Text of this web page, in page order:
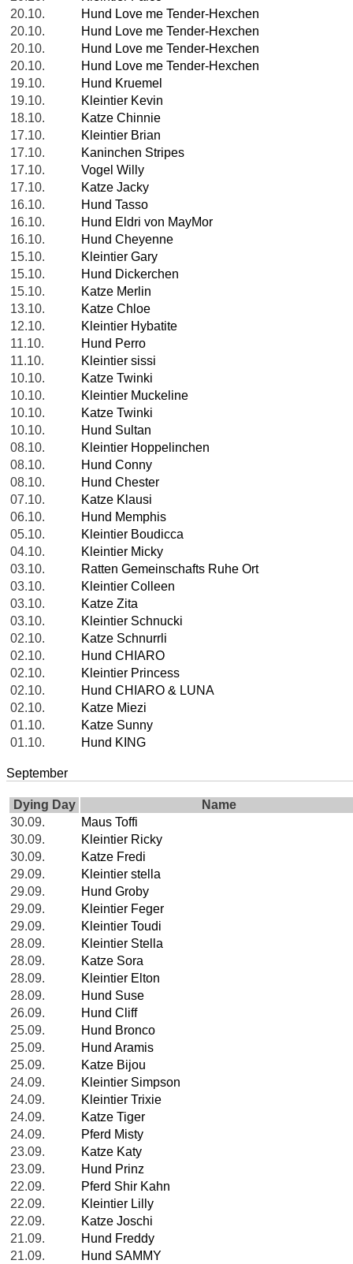
20.10.
Hund Love me Tender-Hexchen
20.10.
Hund Love me Tender-Hexchen
20.10.
Hund Love me Tender-Hexchen
20.10.
Hund Love me Tender-Hexchen
19.10.
Hund Kruemel
19.10.
Kleintier Kevin
18.10.
Katze Chinnie
17.10.
Kleintier Brian
17.10.
Kaninchen Stripes
17.10.
Vogel Willy
17.10.
Katze Jacky
16.10.
Hund Tasso
16.10.
Hund Eldri von MayMor
16.10.
Hund Cheyenne
15.10.
Kleintier Gary
15.10.
Hund Dickerchen
15.10.
Katze Merlin
13.10.
Katze Chloe
12.10.
Kleintier Hybatite
11.10.
Hund Perro
11.10.
Kleintier sissi
10.10.
Katze Twinki
10.10.
Kleintier Muckeline
10.10.
Katze Twinki
10.10.
Hund Sultan
08.10.
Kleintier Hoppelinchen
08.10.
Hund Conny
08.10.
Hund Chester
07.10.
Katze Klausi
06.10.
Hund Memphis
05.10.
Kleintier Boudicca
04.10.
Kleintier Micky
03.10.
Ratten Gemeinschafts Ruhe Ort
03.10.
Kleintier Colleen
03.10.
Katze Zita
03.10.
Kleintier Schnucki
02.10.
Katze Schnurrli
02.10.
Hund CHIARO
02.10.
Kleintier Princess
02.10.
Hund CHIARO & LUNA
02.10.
Katze Miezi
01.10.
Katze Sunny
01.10.
Hund KING
September
Dying Day
Name
30.09.
Maus Toffi
30.09.
Kleintier Ricky
30.09.
Katze Fredi
29.09.
Kleintier stella
29.09.
Hund Groby
29.09.
Kleintier Feger
29.09.
Kleintier Toudi
28.09.
Kleintier Stella
28.09.
Katze Sora
28.09.
Kleintier Elton
28.09.
Hund Suse
26.09.
Hund Cliff
25.09.
Hund Bronco
25.09.
Hund Aramis
25.09.
Katze Bijou
24.09.
Kleintier Simpson
24.09.
Kleintier Trixie
24.09.
Katze Tiger
24.09.
Pferd Misty
23.09.
Katze Katy
23.09.
Hund Prinz
22.09.
Pferd Shir Kahn
22.09.
Kleintier Lilly
22.09.
Katze Joschi
21.09.
Hund Freddy
21.09.
Hund SAMMY